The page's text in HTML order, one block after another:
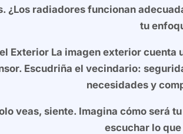
¿Los radiadores funcionan
tu
Exterior La imagen exterior cuenta
Escudriña el vecindario:
necesidades y
veas, siente. Imagina cómo será
escuchar lo